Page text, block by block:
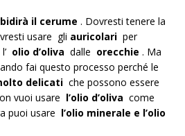
il cerume . Dovresti tenere la
usare gli auricolari per
olio d’oliva dalle orecchie . Ma
fai questo processo perché le
delicati che possono essere
vuoi usare l’olio d’oliva come
puoi usare l’olio minerale e l’olio